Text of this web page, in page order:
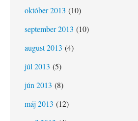
október 2013 (10)
september 2013 (10)
august 2013 (4)
júl 2013 (5)
jún 2013 (8)
máj 2013 (12)